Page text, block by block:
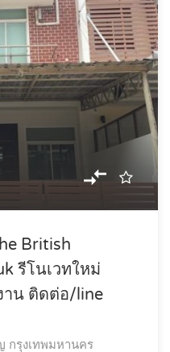
British
รีโนเวทใหม่
าน ติดต่อ/line
กรุงเทพมหานคร